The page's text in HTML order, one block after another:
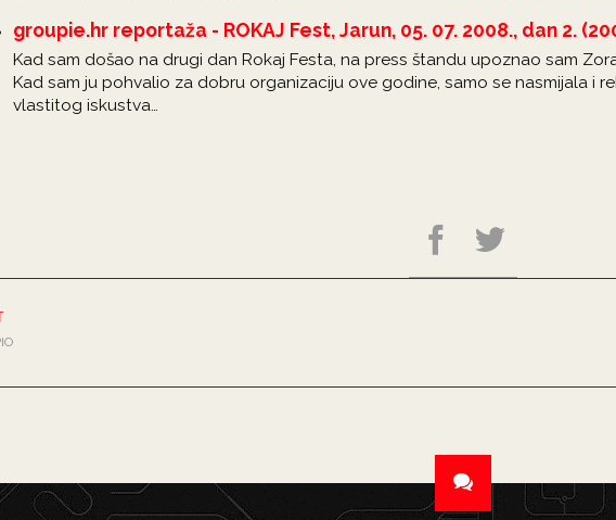
groupie.hr reportaža - ROKAJ Fest, Jarun, 05. 07. 2008., dan 2.
Kad sam došao na drugi dan Rokaj Festa, na press štandu upoznao sam
Kad sam ju pohvalio za dobru organizaciju ove godine, samo se nasmijala i
vlastitog iskustva…